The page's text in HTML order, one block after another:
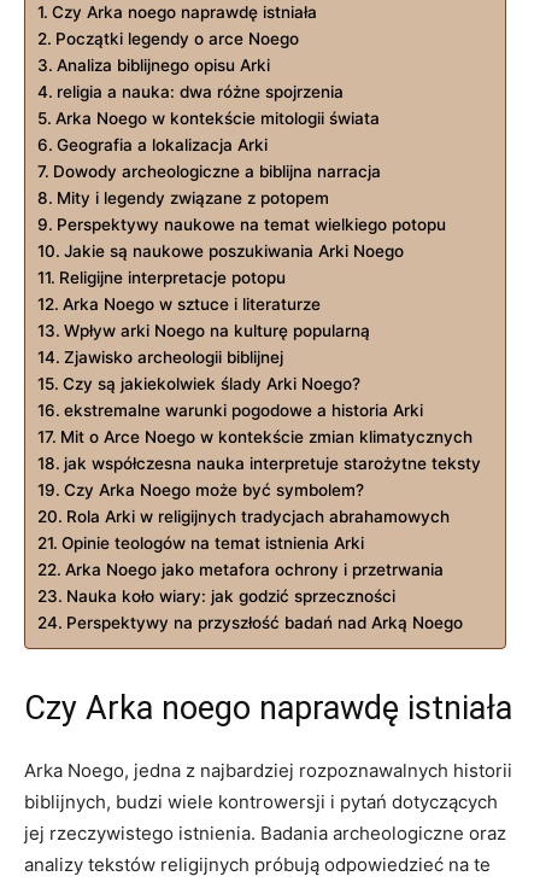
Czy Arka noego⁤ naprawdę istniała
Początki legendy‌ o arce ​Noego
Analiza biblijnego ⁢opisu Arki
religia a nauka: dwa różne spojrzenia
Arka Noego w‍ kontekście ‍mitologii świata
Geografia a lokalizacja Arki
Dowody archeologiczne‍ a ​biblijna narracja
Mity i legendy związane z potopem
Perspektywy naukowe⁤ na temat wielkiego potopu
Jakie są‌ naukowe poszukiwania Arki Noego
Religijne interpretacje ‍potopu
Arka⁣ Noego w sztuce ⁣i literaturze
Wpływ arki Noego na⁢ kulturę popularną
Zjawisko archeologii biblijnej
Czy⁣ są jakiekolwiek ślady Arki Noego?
ekstremalne ⁤warunki pogodowe a historia Arki
Mit o⁢ Arce Noego ⁢w ⁣kontekście zmian klimatycznych
jak współczesna nauka⁣ interpretuje starożytne teksty
Czy⁣ Arka​ Noego może być symbolem?
Rola Arki w religijnych tradycjach abrahamowych
Opinie teologów ‌na temat istnienia‌ Arki
Arka Noego jako metafora ochrony i przetrwania
Nauka koło wiary: jak​ godzić sprzeczności
Perspektywy na przyszłość badań nad⁤ Arką Noego
Czy Arka noego⁤ naprawdę istniała
Arka Noego, jedna z najbardziej⁤ rozpoznawalnych historii
biblijnych, budzi wiele kontrowersji i ​pytań dotyczących⁤
jej rzeczywistego istnienia. Badania archeologiczne oraz
analizy tekstów religijnych próbują ⁣odpowiedzieć na‍ te